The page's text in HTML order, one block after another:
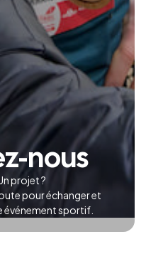
nous
projet ?
pour échanger et
événement sportif.